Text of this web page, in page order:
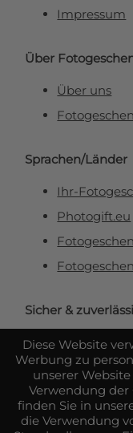
Diese Website
Werbung zu
unserer
Verwendung der
finden Sie in
die Verwendung
Impressum
Über
Über uns
Sprachen/Länder
Ihr-
Photogift.eu
Sicher &